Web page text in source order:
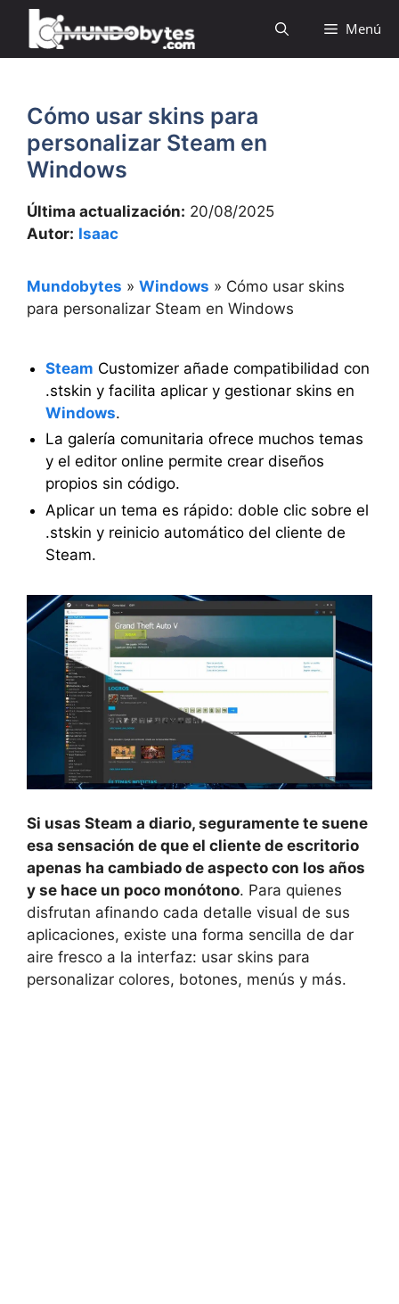
Saltar
contenido
Menú
Cómo usar skins para
personalizar Steam en
Windows
Última actualización: 20/08/2025
Autor: Isaac
Mundobytes » Windows » Cómo usar skins
para personalizar Steam en Windows
Steam Customizer añade compatibilidad con
.stskin y facilita aplicar y gestionar skins en
Windows.
La galería comunitaria ofrece muchos temas
y el editor online permite crear diseños
propios sin código.
Aplicar un tema es rápido: doble clic sobre el
.stskin y reinicio automático del cliente de
Steam.
Si usas Steam a diario, seguramente te suene
esa sensación de que el cliente de escritorio
apenas ha cambiado de aspecto con los años
y se hace un poco monótono. Para quienes
disfrutan afinando cada detalle visual de sus
aplicaciones, existe una forma sencilla de dar
aire fresco a la interfaz: usar skins para
personalizar colores, botones, menús y más.